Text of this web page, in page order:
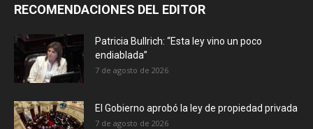
RECOMENDACIONES DEL EDITOR
Patricia Bullrich: “Esta ley vino un poco
endiablada”
7 de agosto de 2026
El Gobierno aprobó la ley de propiedad privada
7 de agosto de 2026